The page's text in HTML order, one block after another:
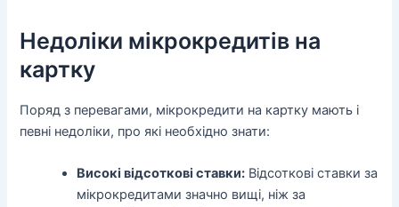
Недоліки мікрокредитів на
картку
Поряд з перевагами, мікрокредити на картку мають і
певні недоліки, про які необхідно знати:
Високі відсоткові ставки: Відсоткові ставки за
мікрокредитами значно вищі, ніж за